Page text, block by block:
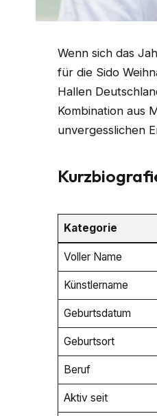
Wenn sich das
für die Sido
Hallen
Kombination aus
unvergesslichen
Kategorie
Voller Name
Künstlername
Geburtsdatum
Geburtsort
Beruf
Aktiv seit